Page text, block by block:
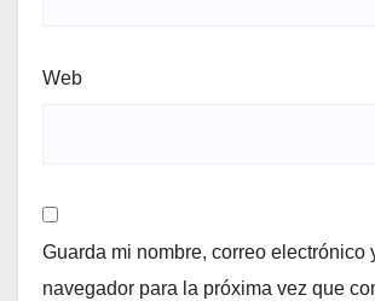
Web
Guarda mi nombre, correo electrónico
navegador para la próxima vez que